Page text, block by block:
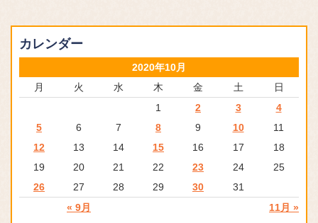
カレンダー
2020年10月
月
火 水 木 金 土 日
« 9月 11月 »
1 2 3
4
5
6 7 8 9 10
11
12
13 14 15 16 17
18
19
20 21 22 23 24
25
26
27 28 29 30 31